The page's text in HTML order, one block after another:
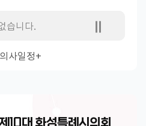
습니다.
사일정+
10대 화성특례시의회